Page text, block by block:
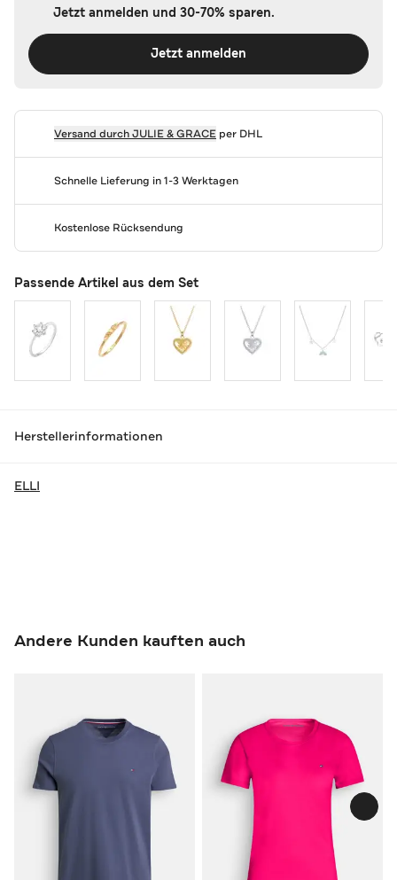
Jetzt anmelden und 30-70% sparen.
Jetzt anmelden
Versand durchJULIE & GRACEper DHL
Schnelle Lieferung in 1-3 Werktagen
Kostenlose Rücksendung
Passende Artikel aus dem Set
Herstellerinformationen
ELLI
Andere Kunden kauften auch